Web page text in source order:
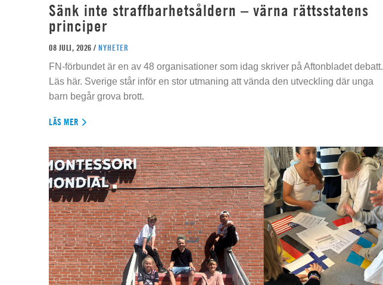
Sänk inte straffbarhetsåldern – värna rättsstatens
principer
08 JULI, 2026 / NYHETER
FN-förbundet är en av 48 organisationer som idag skriver på Aftonbladet debatt.
Läs här. Sverige står inför en stor utmaning att vända den utveckling där unga
barn begår grova brott.
LÄS MER